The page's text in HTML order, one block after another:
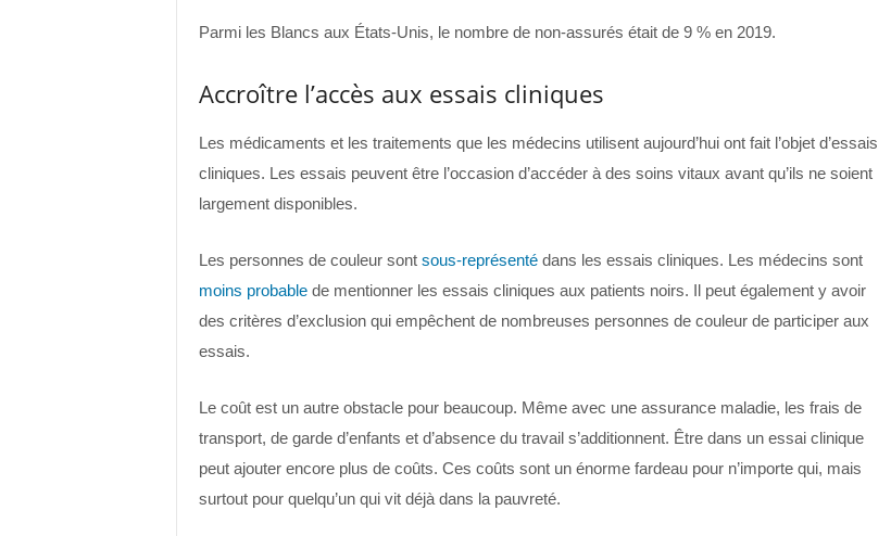
Parmi les Blancs aux États-Unis, le nombre de non-assurés était de 9 % en 2019.
Accroître l’accès aux essais cliniques
Les médicaments et les traitements que les médecins utilisent aujourd’hui ont fait l’objet d’essais
cliniques. Les essais peuvent être l’occasion d’accéder à des soins vitaux avant qu’ils ne soient
largement disponibles.
Les personnes de couleur sont sous-représentédans les essais cliniques. Les médecins sont
moins probablede mentionner les essais cliniques aux patients noirs. Il peut également y avoir
des critères d’exclusion qui empêchent de nombreuses personnes de couleur de participer aux
essais.
Le coût est un autre obstacle pour beaucoup. Même avec une assurance maladie, les frais de
transport, de garde d’enfants et d’absence du travail s’additionnent. Être dans un essai clinique
peut ajouter encore plus de coûts. Ces coûts sont un énorme fardeau pour n’importe qui, mais
surtout pour quelqu’un qui vit déjà dans la pauvreté.